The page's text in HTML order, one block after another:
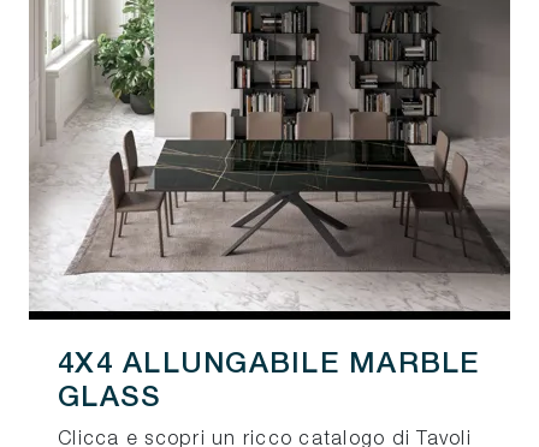
4X4 ALLUNGABILE MARBLE
GLASS
Clicca e scopri un ricco catalogo di Tavoli